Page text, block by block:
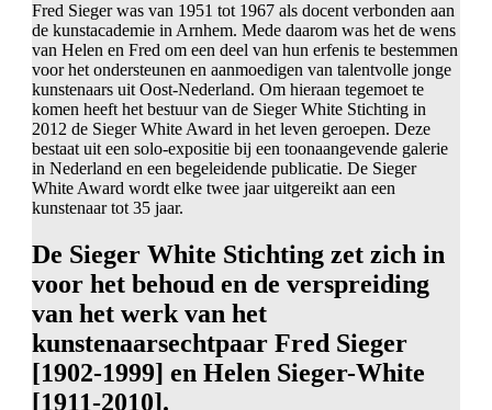
Fred Sieger was van 1951 tot 1967 als docent verbonden aan
de kunstacademie in Arnhem. Mede daarom was het de wens
van Helen en Fred om een deel van hun erfenis te bestemmen
voor het ondersteunen en aanmoedigen van talentvolle jonge
kunstenaars uit Oost-Nederland. Om hieraan tegemoet te
komen heeft het bestuur van de Sieger White Stichting in
2012 de Sieger White Award in het leven geroepen. Deze
bestaat uit een solo-expositie bij een toonaangevende galerie
in Nederland en een begeleidende publicatie. De Sieger
White Award wordt elke twee jaar uitgereikt aan een
kunstenaar tot 35 jaar.
De Sieger White Stichting zet zich in
voor het behoud en de verspreiding
van het werk van het
kunstenaarsechtpaar Fred Sieger
[1902-1999] en Helen Sieger-White
[1911-2010].